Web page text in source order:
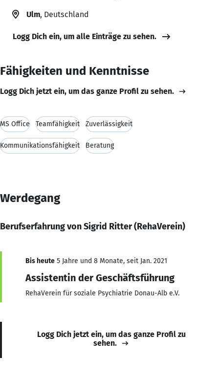
Ulm, Deutschland
Logg Dich ein, um alle Einträge zu sehen.
Fähigkeiten und Kenntnisse
Logg Dich jetzt ein, um das ganze Profil zu sehen.
MS Office Teamfähigkeit Zuverlässigkeit
Kommunikationsfähigkeit Beratung
Werdegang
Berufserfahrung von Sigrid Ritter (RehaVerein)
Bis heute 5 Jahre und 8 Monate, seit Jan. 2021
Assistentin der Geschäftsführung
RehaVerein für soziale Psychiatrie Donau-Alb e.V.
Logg Dich jetzt ein, um das ganze Profil zu
sehen.